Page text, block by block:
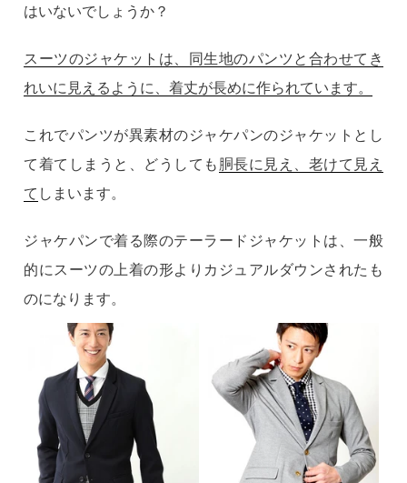
はいないでしょうか？
スーツのジャケットは、同生地のパンツと合わせてき
れいに見えるように、着丈が長めに作られています。
これでパンツが異素材のジャケパンのジャケットとし
て着てしまうと、どうしても 胴長に見え、老けて見え
て しまいます。
ジャケパンで着る際のテーラードジャケットは、一般
的にスーツの上着の形よりカジュアルダウンされたも
のになります。